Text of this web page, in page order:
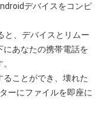
デバイスをコンピ
と、デバイスとリムー
あなたの携帯電話を
ことができ、壊れた
ーにファイルを即座に